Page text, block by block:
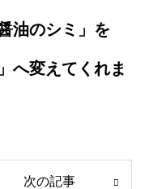
油のシミ」を
へ変えてくれま
次の記事